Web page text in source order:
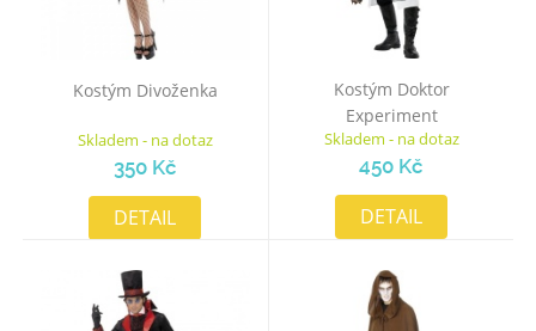
Kostým Divoženka
Skladem - na dotaz
350 Kč
DETAIL
Kostým Doktor
Experiment
Skladem - na dotaz
450 Kč
DETAIL